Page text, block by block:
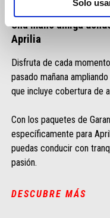
Solo
X-Care +
Una mano amiga
Aprilia
Disfruta de cada
pasado mañana
que incluye cobertura de
Con los paquetes de
específicamente para
puedas conducir con
pasión.
DESCUBRE MÁS